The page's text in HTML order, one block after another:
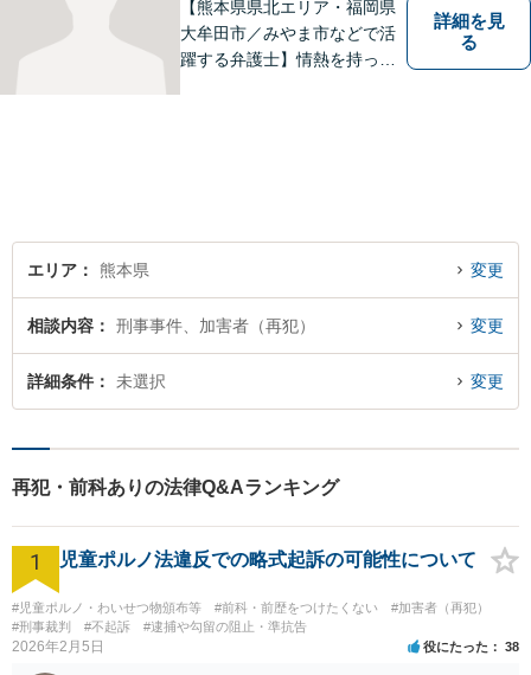
【熊本県県北エリア・福岡県
大牟田市／みやま市などで活
躍する弁護士】情熱を持って
詳細を見
る
エリア 熊本県 変更
相談内容 刑事事件、加害者（再犯） 変更
詳細条件 未選択 変更
再犯・前科ありの法律Q&Aランキング
1 児童ポルノ法違反での略式起訴の可能性について
#児童ポルノ・わいせつ物頒布等 #前科・前歴をつけたくない
#加害者（再犯）
#刑事裁判
#不起訴 #逮捕や勾留の阻止・準抗告
2026年2月5日 役にたった 38